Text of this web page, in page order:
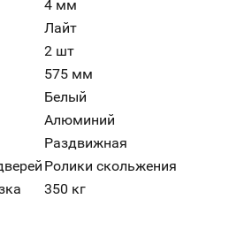
4 мм
Лайт
2 шт
575 мм
Белый
Алюминий
Раздвижная
Ролики скольжения
350 кг